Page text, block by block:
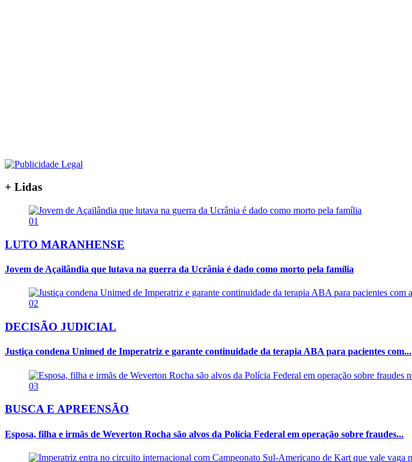
+ Lidas
01
LUTO MARANHENSE
Jovem de Açailândia que lutava na guerra da Ucrânia é dado como morto pela família
02
DECISÃO JUDICIAL
Justiça condena Unimed de Imperatriz e garante continuidade da terapia ABA para pacientes com...
03
BUSCA E APREENSÃO
Esposa, filha e irmãs de Weverton Rocha são alvos da Polícia Federal em operação sobre fraudes...